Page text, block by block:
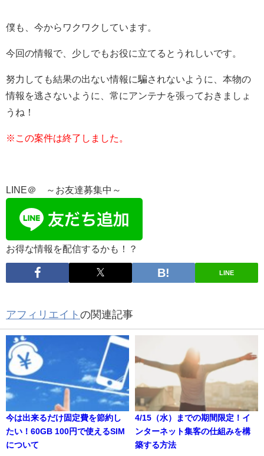
僕も、今からワクワクしています。
今回の情報で、少しでもお役に立てるとうれしいです。
努力しても結果の出ない情報に騙されないように、本物の
情報を逃さないように、常にアンテナを張っておきましょ
うね！
※この案件は終了しました。
LINE＠ ～お友達募集中～
お得な情報を配信するかも！？
LINE
アフィリエイト の関連記事
今は出来るだけ固定費を節約し
たい！60GB 100円で使えるSIM
について
4/15（水）までの期間限定！イ
ンターネット集客の仕組みを構
築する方法